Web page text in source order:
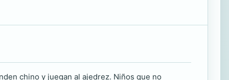
chino y juegan al ajedrez. Niños que no